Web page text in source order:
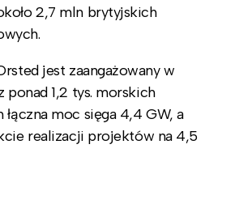
2,7 mln brytyjskich
jest zaangażowany w
1,2 tys. morskich
moc sięga 4,4 GW, a
realizacji projektów na 4,5